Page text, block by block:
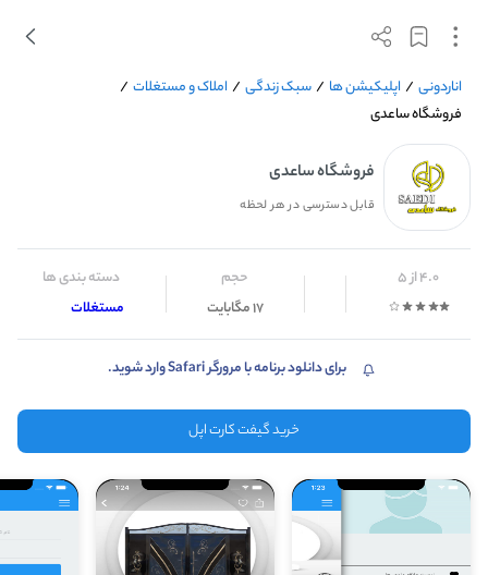
اناردونی / اپلیکیشن ها /سبک زندگی / املاک و مستغلات /
فروشگاه ساعدی
فروشگاه ساعدی
قابل دسترسی در هر لحظه
4.0 از 5 حجم
17 مگابایت
دسته بندی ها
املاک و مستغلات
برای دانلود برنامه با مرورگر Safari وارد شوید.
خرید گیفت کارت اپل